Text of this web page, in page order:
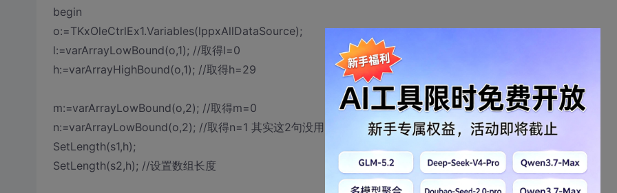
begin
o:=TKxOleCtrlEx1.Variables(lppxAllDataSource);
l:=varArrayLowBound(o,1); //取得l=0
h:=varArrayHighBound(o,1); //取得h=29
m:=varArrayLowBound(o,2); //取得m=0
n:=varArrayLowBound(o,2); //取得n=1 其实这2句没用，只是取得维数显示一下而已
SetLength(s1,h);
SetLength(s2,h); //设置数组长度